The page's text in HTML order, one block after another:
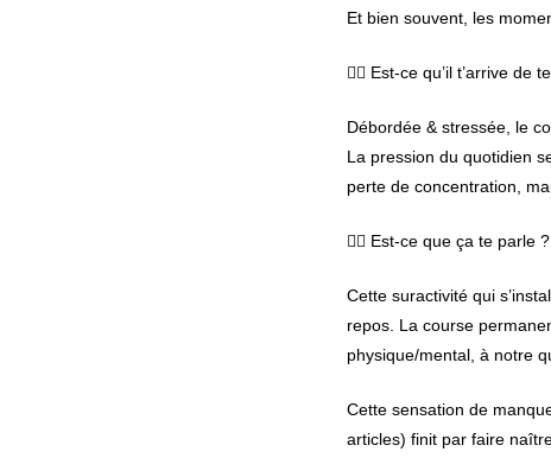
Et bien souvent, les
👉🏾 Est-ce qu’il t’arrive
Débordée & stressée, le
La pression du quotidien
perte de concentration,
👉🏾 Est-ce que ça te parle ?
Cette suractivité qui
repos. La course
physique/mental, à notre
Cette sensation de
articles) finit par faire